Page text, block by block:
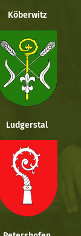
Köberwitz
Ludgerstal